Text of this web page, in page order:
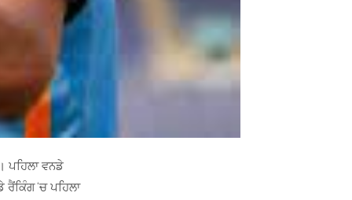
ਪਹਿਲਾ ਵਨਡੇ
‘ਚ ਪਹਿਲਾ